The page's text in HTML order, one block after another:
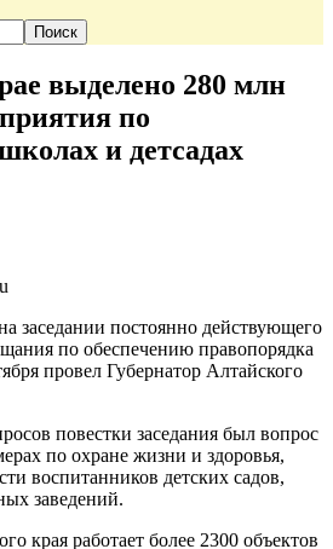
выделено 280 млн
по
и детсадах
заседании постоянно действующего
по обеспечению правопорядка
провел Губернатор Алтайского
повестки заседания был вопрос
по охране жизни и здоровья,
воспитанников детских садов,
заведений.
края работает более 2300 объектов